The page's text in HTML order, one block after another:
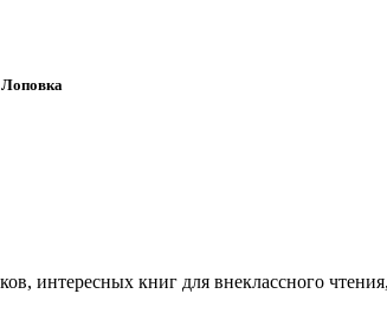
интересных книг для внеклассного